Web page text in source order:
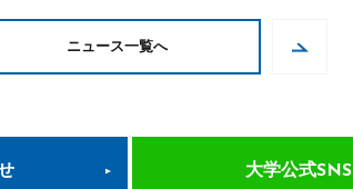
ニュース一覧へ
大学公式SNS